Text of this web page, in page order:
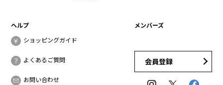
ヘルプ
ショッピングガイド
よくあるご質問
お問い合わせ
メンバーズ
会員登録